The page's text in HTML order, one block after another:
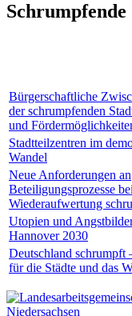
Schrumpfende
Bürgerschaftliche
der schrumpfenden
und
Stadtteilzentren im
Wandel
Neue Anforderungen an
Beteiligungsprozesse
Wiederaufwertung
Utopien und
Hannover 2030
Deutschland schrumpft
für die Städte und das